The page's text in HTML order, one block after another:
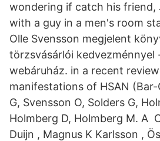
wondering if catch his friend,
with a guy in a men's room
Olle Svensson megjelent
törzsvásárlói kedvezménnyel
webáruház. in a recent
manifestations of HSAN
G, Svensson O, Solders G,
Holmberg D, Holmberg M. A
Duijn , Magnus K Karlsson ,